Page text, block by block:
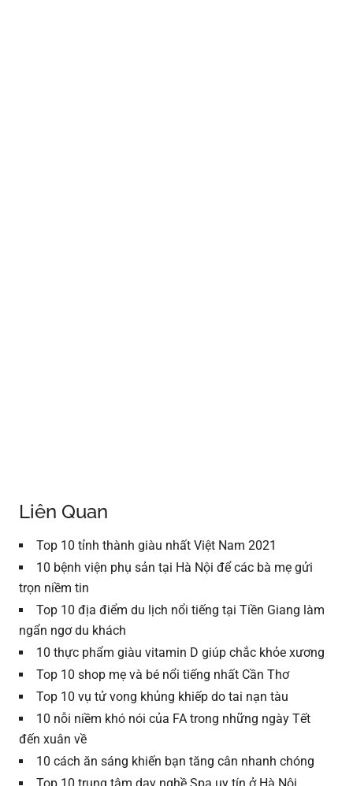
Liên Quan
Top 10 tỉnh thành giàu nhất Việt Nam 2021
10 bệnh viện phụ sản tại Hà Nội để các bà mẹ gửi
trọn niềm tin
Top 10 địa điểm du lịch nổi tiếng tại Tiền Giang làm
ngẩn ngơ du khách
10 thực phẩm giàu vitamin D giúp chắc khỏe xương
Top 10 shop mẹ và bé nổi tiếng nhất Cần Thơ
Top 10 vụ tử vong khủng khiếp do tai nạn tàu
10 nỗi niềm khó nói của FA trong những ngày Tết
đến xuân về
10 cách ăn sáng khiến bạn tăng cân nhanh chóng
Top 10 trung tâm dạy nghề Spa uy tín ở Hà Nội